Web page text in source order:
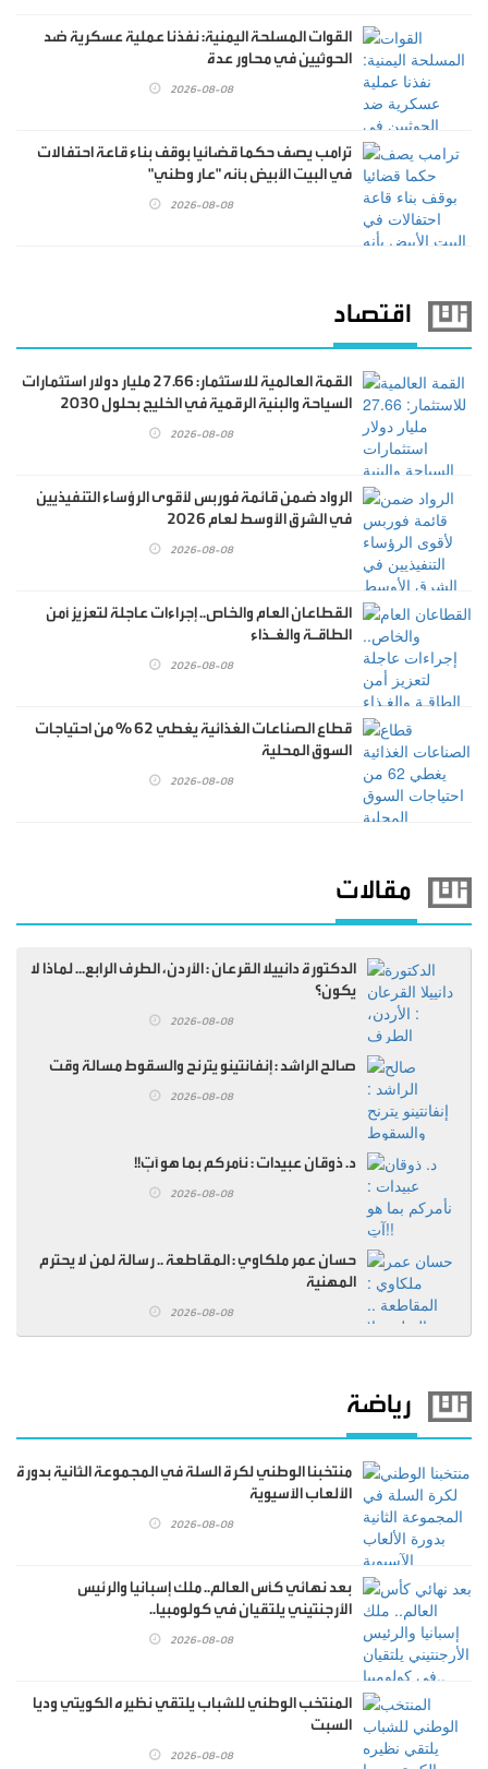
القوات المسلحة اليمنية: نفذنا عملية عسكرية ضد
الحوثيين في محاور عدة
2026-08-08
ترامب يصف حكما قضائيا بوقف بناء قاعة احتفالات
في البيت الأبيض بأنه "عار وطني"
2026-08-08
اقتصاد
القمة العالمية للاستثمار: 27.66 مليار دولار استثمارات
السياحة والبنية الرقمية في الخليج بحلول 2030
2026-08-08
الرواد ضمن قائمة فوربس لأقوى الرؤساء التنفيذيين
في الشرق الأوسط لعام 2026
2026-08-08
القطاعان العام والخاص.. إجراءات عاجلة لتعزيز أمن
الطاقـة والغـذاء
2026-08-08
قطاع الصناعات الغذائية يغطي 62 % من احتياجات
السوق المحلية
2026-08-08
مقالات
الدكتورة دانييلا القرعان : الأردن، الطرف الرابع... لماذا لا
يكون؟
2026-08-08
صالح الراشد : إنفانتينو يترنح والسقوط مسالة وقت
2026-08-08
د. ذوقان عبيدات : نأمركم بما هو آتٍ!!
2026-08-08
حسان عمر ملكاوي : المقاطعة .. رسالة لمن لا يحترم
المهنية
2026-08-08
رياضة
منتخبنا الوطني لكرة السلة في المجموعة الثانية بدورة
الألعاب الآسيوية
2026-08-08
بعد نهائي كأس العالم.. ملك إسبانيا والرئيس
الأرجنتيني يلتقيان في كولومبيا..
2026-08-08
المنتخب الوطني للشباب يلتقي نظيره الكويتي وديا
السبت
2026-08-08